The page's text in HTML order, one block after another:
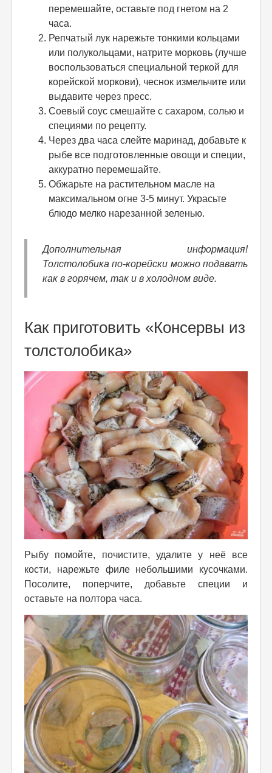
перемешайте, оставьте под гнетом на 2
часа.
Репчатый лук нарежьте тонкими кольцами
или полукольцами, натрите морковь (лучше
воспользоваться специальной теркой для
корейской моркови), чеснок измельчите или
выдавите через пресс.
Соевый соус смешайте с сахаром, солью и
специями по рецепту.
Через два часа слейте маринад, добавьте к
рыбе все подготовленные овощи и специи,
аккуратно перемешайте.
Обжарьте на растительном масле на
максимальном огне 3-5 минут. Украсьте
блюдо мелко нарезанной зеленью.
Дополнительная информация!
Толстолобика по-корейски можно подавать
как в горячем, так и в холодном виде.
Как приготовить «Консервы из
толстолобика»
Рыбу помойте, почистите, удалите у неё все
кости, нарежьте филе небольшими кусочками.
Посолите, поперчите, добавьте специи и
оставьте на полтора часа.